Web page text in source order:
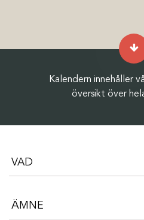
Kalendern innehåller
översikt över